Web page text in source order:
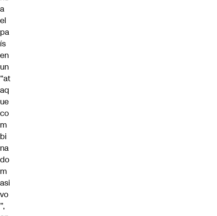
a
el
pa
ís
en
un
“at
aq
ue
co
m
bi
na
do
m
asi
vo
”,